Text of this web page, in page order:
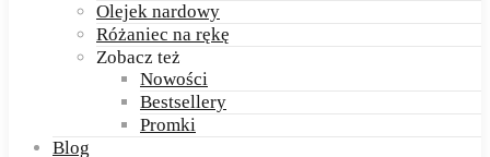
Olejek nardowy
Różaniec na rękę
Zobacz też
Nowości
Bestsellery
Promki
Blog